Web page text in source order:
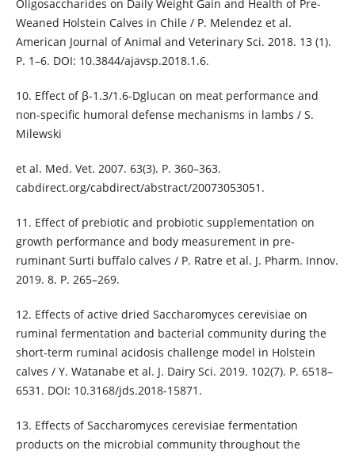
Oligosaccharides on Daily Weight Gain and Health of Pre-
Weaned Holstein Calves in Chile / P. Melendez et al.
American Journal of Animal and Veterinary Sci. 2018. 13 (1).
P. 1–6. DOI: 10.3844/ajavsp.2018.1.6.
10. Effect of β-1.3/1.6-Dglucan on meat performance and
non-specific humoral defense mechanisms in lambs / S.
Milewski
et al. Med. Vet. 2007. 63(3). P. 360–363.
cabdirect.org/cabdirect/abstract/20073053051.
11. Effect of prebiotic and probiotic supplementation on
growth performance and body measurement in pre-
ruminant Surti buffalo calves / P. Ratre et al. J. Pharm. Innov.
2019. 8. P. 265–269.
12. Effects of active dried Saccharomyces cerevisiae on
ruminal fermentation and bacterial community during the
short-term ruminal acidosis challenge model in Holstein
calves / Y. Watanabe et al. J. Dairy Sci. 2019. 102(7). P. 6518–
6531. DOI: 10.3168/jds.2018-15871.
13. Effects of Saccharomyces cerevisiae fermentation
products on the microbial community throughout the